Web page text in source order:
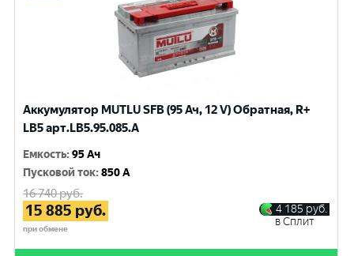
Аккумулятор MUTLU SFB (95 Ач, 12 V) Обратная, R+
LB5 арт.LВ5.95.085.A
Емкость:95 Ач
Пусковой ток:850 A
16 740руб.
15 885 руб.
при обмене
4 185 руб.
в Сплит